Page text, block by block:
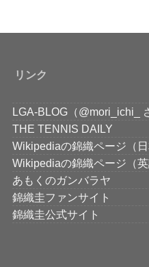
リンク
LGA-BLOG（@mori_ichi_
THE TENNIS DAILY
Wikipediaの錦織ページ（日
Wikipediaの錦織ページ（英
あもくのガンバラヤ
錦織圭ファンサイト
錦織圭公式サイト